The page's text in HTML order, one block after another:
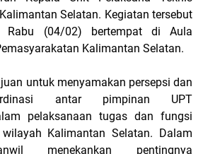
Selatan. Kegiatan tersebut
Rabu (04/02) bertempat di Aula
Kalimantan Selatan.
untuk menyamakan persepsi dan
antar pimpinan UPT
pelaksanaan tugas dan fungsi
Kalimantan Selatan. Dalam
menekankan pentingnya